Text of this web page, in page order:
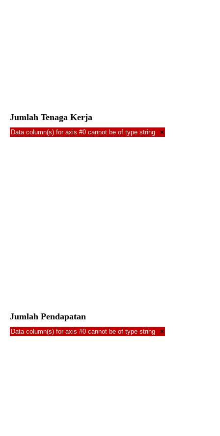
Jumlah Tenaga Kerja
Data column(s) for axis #0 cannot be of type string ×
Jumlah Pendapatan
Data column(s) for axis #0 cannot be of type string ×